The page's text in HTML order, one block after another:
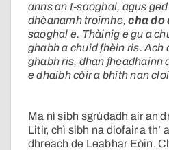
anns an t-saoghal, agus
dhèanamh troimhe,cha do
saoghal e. Thàinig e gu a
ghabh a chuid fhèin ris. Ach
ghabh ris, dhan fheadhainn
e dhaibh còir a bhith nan
Ma nì sibh sgrùdadh air an
Litir, chì sibh na diofair a th’
dhreach de Leabhar Eòin.